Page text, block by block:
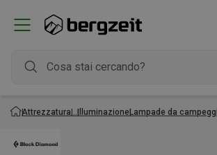
Attrezzatura IlluminazioneLampade da